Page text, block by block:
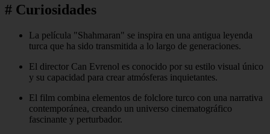
# Curiosidades
La película "Shahmaran" se inspira en una antigua leyenda
turca que ha sido transmitida a lo largo de generaciones.
El director Can Evrenol es conocido por su estilo visual único
y su capacidad para crear atmósferas inquietantes.
El film combina elementos de folclore turco con una narrativa
contemporánea, creando un universo cinematográfico
fascinante y perturbador.